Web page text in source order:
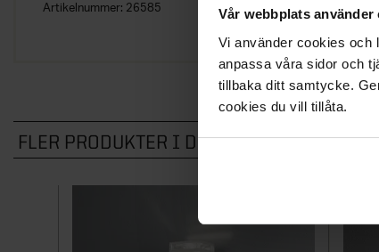
Vår webbplats använder
Vi använder cookies och
anpassa våra sidor och
tillbaka ditt samtycke.
cookies du vill tillåta.
Artikelnummer: 26585
FLER PRODUKTER I DENNA KATEGORI